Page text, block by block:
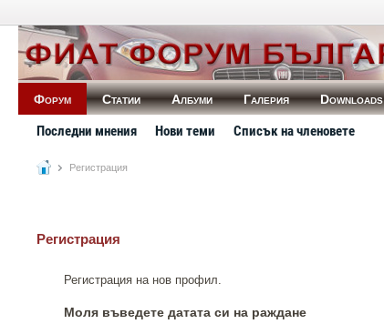
Форум Статии Албуми Галерия Downloads
Последни мнения Нови теми Списък на членовете
Регистрация
Регистрация
Регистрация на нов профил.
Моля въведете датата си на раждане